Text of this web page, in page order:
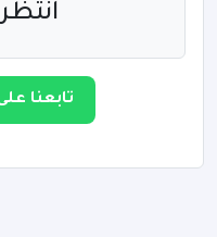
انتظر
تابعنا